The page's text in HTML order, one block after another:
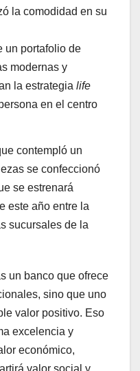
la comodidad en su
un portafolio de
modernas y
la estrategia life
en el centro
contempló un
se confeccionó
se estrenará
este año entre la
sucursales de la
un banco que ofrece
sino que uno
valor positivo. Eso
excelencia y
económico,
valor social y